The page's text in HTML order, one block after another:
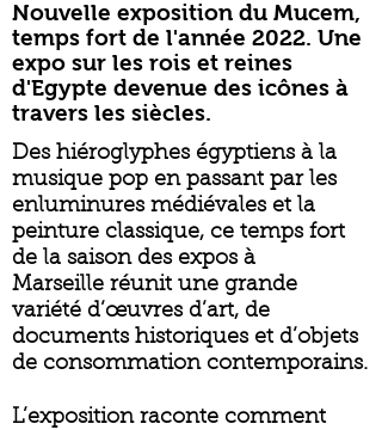
Nouvelle exposition du Mucem,
temps fort de l'année 2022. Une
expo sur les rois et reines
d'Egypte devenue des icônes à
travers les siècles.
Des hiéroglyphes égyptiens à la
musique pop en passant par les
enluminures médiévales et la
peinture classique, ce temps fort
de la saison des expos à
Marseille réunit une grande
variété d’œuvres d’art, de
documents historiques et d’objets
de consommation contemporains.
L’exposition raconte comment